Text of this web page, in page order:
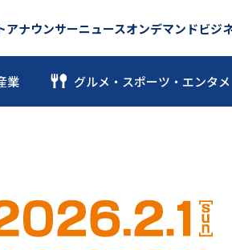
アナウンサーニュースオンデマンドビジ
業 グルメ・スポーツ ・ エンタメ